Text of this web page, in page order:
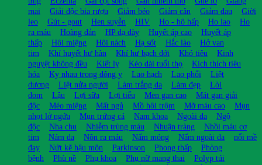
mai
Giải độc bia rượu Giảm béo Giảm cân Giảm đau
Giời
leo
Gút - gout Hen suyễn HIV Ho - hô hấp Ho lao
Ho
ra máu
Hoàng đản HP dạ dày Huyết áp cao
Huyết áp
thấp
Hôi miệng Hôi nách Hạ sốt Hắc lào
Hở van
tim
Khí huyết hư hàn Khí hư bạch đới Khó tiêu
Kinh
nguyệt không đều
Kiết lỵ Kéo dài tuổi thọ
Kích thích tiêu
hóa
Kỵ nhau trong đông y Lao hạch Lao phổi
Liệt
dương
Liệt nửa người Làm trắng da Làm đẹp
Lòi
dom
Lậu Lợi sữa Lợi tiểu Men gan cao
Mát gan giải
độc
Méo miệng Mất ngủ Mồ hôi trộm Mỡ máu cao
Mụn
nhọt lở ngứa
Mụn trứng cá Nam khoa Ngoài da
Ngộ
độc
Nha chu Nhiễm trùng máu Nhuận tràng
Nhồi máu cơ
tim
Nám da Nôn ra máu Nấm móng Nấm ngoài da
nổi mề
đay
Nứt kẽ hậu môn Parkinson Phong thấp
Phòng
bệnh
Phù nề Phụ khoa Phụ nữ mang thai
Polyp túi